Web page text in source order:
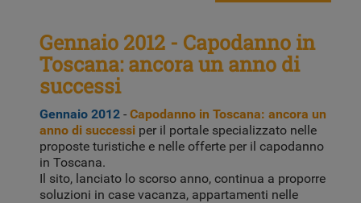
Gennaio 2012 - Capodanno in
Toscana: ancora un anno di
successi
Gennaio 2012 - Capodanno in Toscana: ancora un
anno di successi per il portale specializzato nelle
proposte turistiche e nelle offerte per il capodanno
in Toscana.
Il sito, lanciato lo scorso anno, continua a proporre
soluzioni in case vacanza, appartamenti nelle